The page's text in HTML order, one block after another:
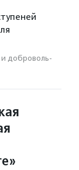
и доброволь­